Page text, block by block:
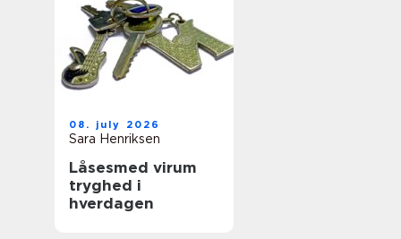
08. july 2026
Sara Henriksen
Låsesmed virum
tryghed i
hverdagen